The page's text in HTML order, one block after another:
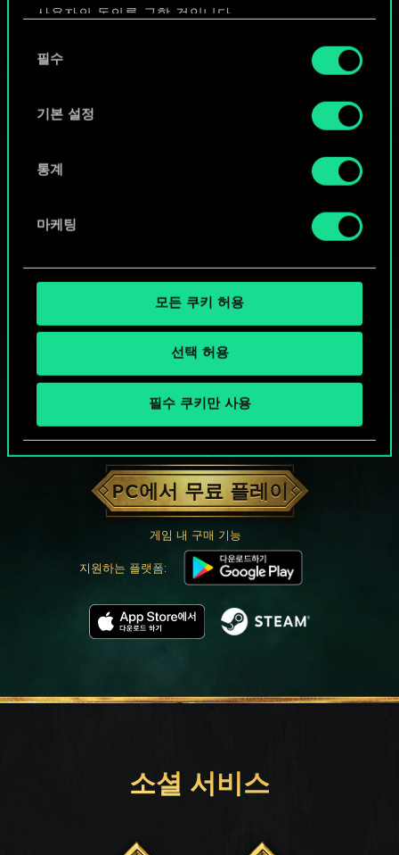
사용자의 동의를 구할 것입니다.
쿠키 사용에 관한 세부 사항이나 관련 설정은 아래의
필수
기본 설정
통계
마케팅
모든 쿠키 허용
선택 허용
필수 쿠키만 사용
궨트 한 판 어떠신가요?
PC에서 무료 플레이
게임 내 구매 기능
지원하는 플랫폼:
소셜 서비스